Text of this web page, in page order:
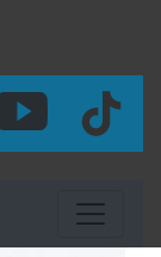
Toggle